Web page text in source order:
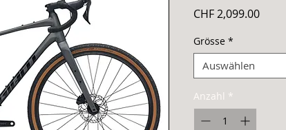
CHF 2,099.00Preis
Grösse *
Auswählen
Anzahl *